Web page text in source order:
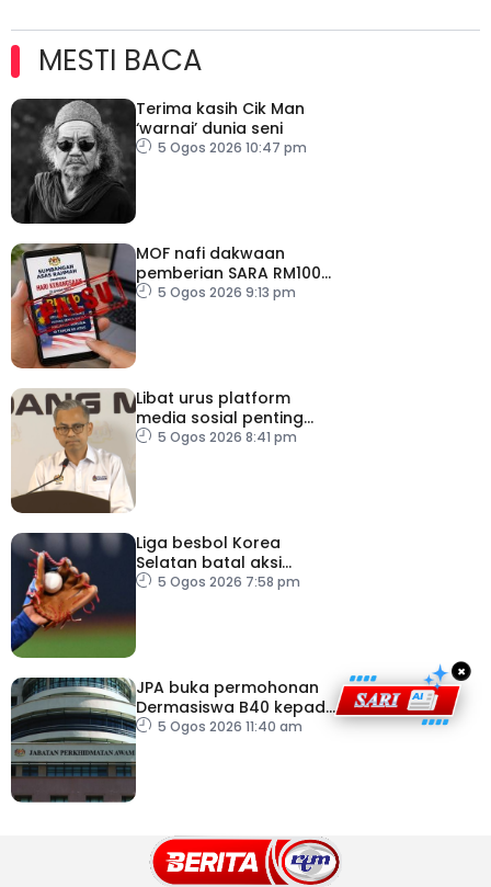
MESTI BACA
Terima kasih Cik Man
‘warnai’ dunia seni
5 Ogos 2026 10:47 pm
MOF nafi dakwaan
pemberian SARA RM100
sempena Hari
5 Ogos 2026 9:13 pm
Libat urus platform
media sosial penting
bendung perbuatan
5 Ogos 2026 8:41 pm
Liga besbol Korea
Selatan batal aksi
susulan gelombang haba
5 Ogos 2026 7:58 pm
JPA buka permohonan
Dermasiswa B40 kepada
lepasan SPM
5 Ogos 2026 11:40 am
×